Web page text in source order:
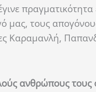
πραγματικότητα
μας, τους
Καραμανλή,
ανθρώπους